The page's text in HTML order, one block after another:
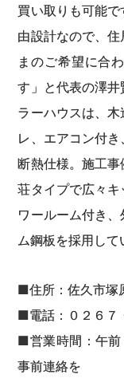
買い取りも可能
由設計なので、
まのご希望に合
す」と代表の澤
ラーハウスは、
レ、エアコン付
断熱仕様。施工
荘タイプで広々
ワールーム付き
ム鋼板を採用して
■住所：佐久市塚
■電話：０２６７
■営業時間：午
事前連絡を